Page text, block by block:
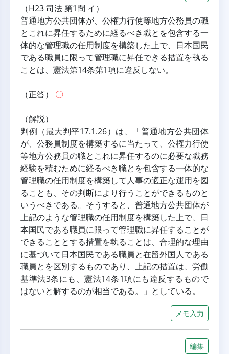
（H23 司法 第1問 イ）
普通地方公共団体が、公権力行使等地方公務員の職
とこれに昇任するために経るべき職とを包含する一
体的な管理職の任用制度を構築した上で、日本国民
である職員に限って管理職に昇任できる措置を執る
ことは、憲法第14条第1項に違反しない。
（正答） 〇
（解説）
判例（最大判平17.1.26）は、「普通地方公共団体
が、公務員制度を構築するに当たって、公権力行使
等地方公務員の職とこれに昇任するのに必要な職務
経験を積むために経るべき職とを包含する一体的な
管理職の任用制度を構築して人事の適正な運用を図
ることも、その判断により行うことができるものと
いうべきである。そうすると、普通地方公共団体が
上記のような管理職の任用制度を構築した上で、日
本国民である職員に限って管理職に昇任することが
できることとする措置を執ることは、合理的な理由
に基づいて日本国民である職員と在留外国人である
職員とを区別するものであり、上記の措置は、労働
基準法3条にも、憲法14条1項にも違反するもので
はないと解するのが相当である。」としている。
メモ入力
編集